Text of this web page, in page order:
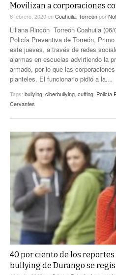
Movilizan a corporaciones
6 febrero, 2020enCoahuila Torreónpor
Liliana Rincón Torreón Coahuila
Policía Preventiva de Torreón,
este jueves, a través de redes
alarmas en escuelas advirtiendo la
armado, por lo que las
planteles. El funcionario pidió a la…
Tags: bullying ciberbullying cutting Policía
Cervantes
40 por ciento de los
bullying de Durango se